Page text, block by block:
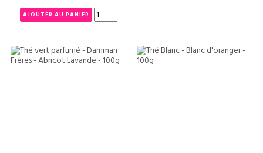
AJOUTER AU PANIER